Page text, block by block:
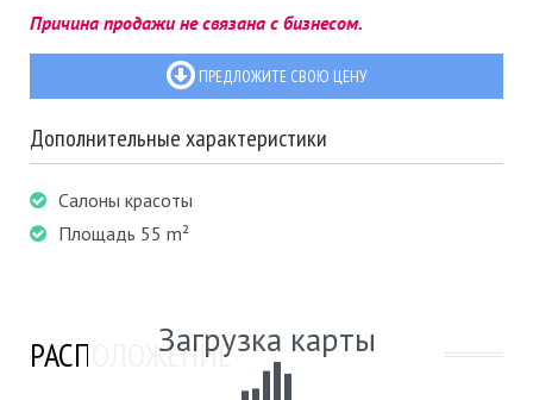
Причина продажи не связана с бизнесом.
ПРЕДЛОЖИТЕ СВОЮ ЦЕНУ
Дополнительные характеристики
Салоны красоты
Площадь 55 m²
РАСПОЛОЖЕНИЕЗагрузка карты